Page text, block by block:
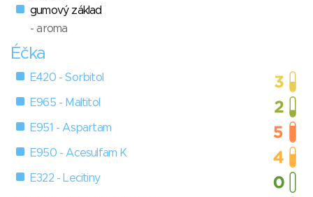
gumový základ
- aroma
Éčka
E420 - Sorbitol
E965 - Maltitol
E951 - Aspartam
E950 - Acesulfam K
E322 - Lecitiny